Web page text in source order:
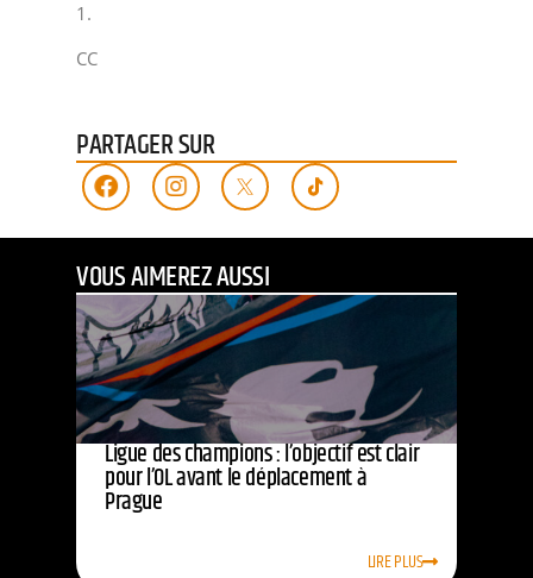
1.
CC
PARTAGER SUR
VOUS AIMEREZ AUSSI
Ligue des champions : l’objectif est clair
pour l’OL avant le déplacement à
Prague
LIRE PLUS